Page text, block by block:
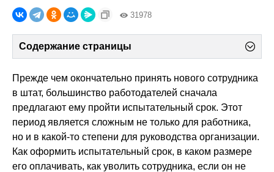
31978
Содержание страницы
Прежде чем окончательно принять нового сотрудника
в штат, большинство работодателей сначала
предлагают ему пройти испытательный срок. Этот
период является сложным не только для работника,
но и в какой-то степени для руководства организации.
Как оформить испытательный срок, в каком размере
его оплачивать, как уволить сотрудника, если он не